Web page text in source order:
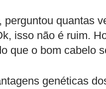
perguntou quantas
isso não é ruim.
que o bom cabelo
genéticas